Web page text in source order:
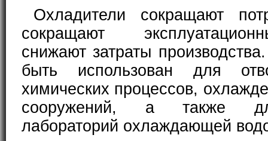
Охладители сокращают
сокращают
снижают затраты
быть использован для
химических процессов,
сооружений, а также
лабораторий охлаждающей